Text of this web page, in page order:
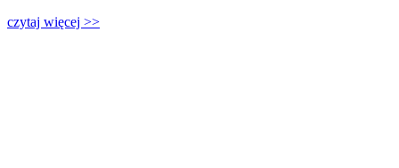
czytaj więcej >>